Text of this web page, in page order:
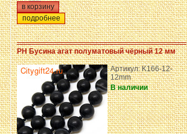
подробнее
PH Бусина агат полуматовый чёрный 12 мм
Артикул: K166-12-
12mm
В наличии